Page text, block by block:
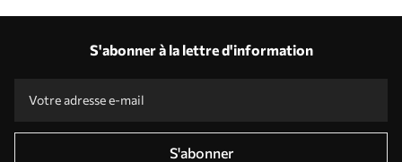
S'abonner à la lettre d'information
S'abonner